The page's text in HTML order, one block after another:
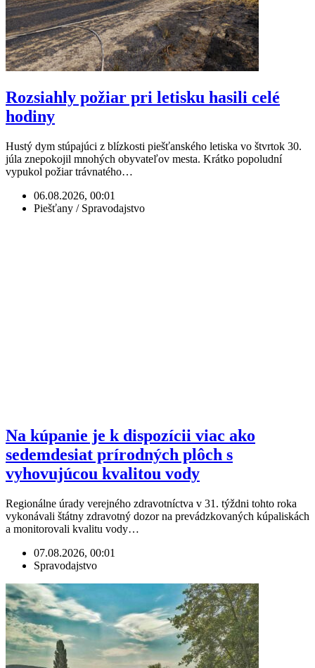
Rozsiahly požiar pri letisku hasili celé
hodiny
Hustý dym stúpajúci z blízkosti piešťanského letiska vo štvrtok 30.
júla znepokojil mnohých obyvateľov mesta. Krátko popoludní
vypukol požiar trávnatého…
06.08.2026, 00:01
Piešťany / Spravodajstvo
Na kúpanie je k dispozícii viac ako
sedemdesiat prírodných plôch s
vyhovujúcou kvalitou vody
Regionálne úrady verejného zdravotníctva v 31. týždni tohto roka
vykonávali štátny zdravotný dozor na prevádzkovaných kúpaliskách
a monitorovali kvalitu vody…
07.08.2026, 00:01
Spravodajstvo